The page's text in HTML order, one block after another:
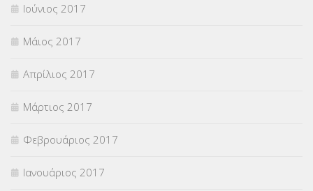
Ιούνιος 2017
Μάιος 2017
Απρίλιος 2017
Μάρτιος 2017
Φεβρουάριος 2017
Ιανουάριος 2017